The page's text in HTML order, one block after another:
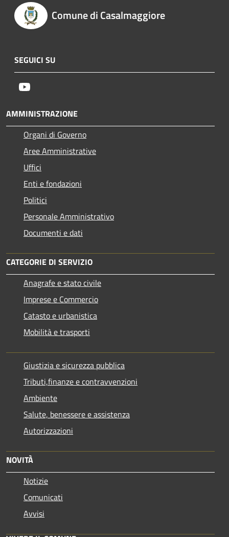
Comune di Casalmaggiore
SEGUICI SU
AMMINISTRAZIONE
Organi di Governo
Aree Amministrative
Uffici
Enti e fondazioni
Politici
Personale Amministrativo
Documenti e dati
CATEGORIE DI SERVIZIO
Anagrafe e stato civile
Imprese e Commercio
Catasto e urbanistica
Mobilità e trasporti
Giustizia e sicurezza pubblica
Tributi,finanze e contravvenzioni
Ambiente
Salute, benessere e assistenza
Autorizzazioni
NOVITÀ
Notizie
Comunicati
Avvisi